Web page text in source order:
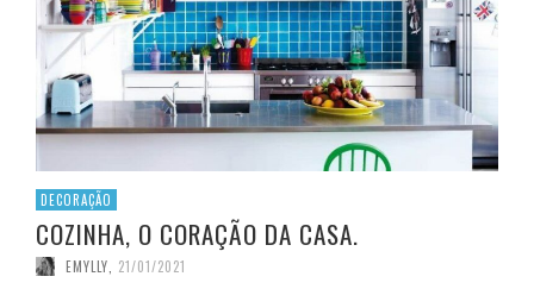
DECORAÇÃO
COZINHA, O CORAÇÃO DA CASA.
EMYLLY 21/01/2021